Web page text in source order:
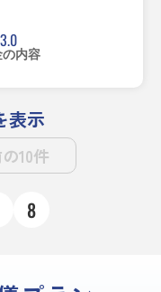
3.0
の内容
表示
10件
8